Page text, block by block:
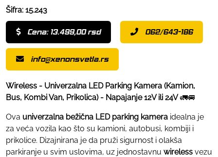
Šifra: 15.243
Cena: 13.499,00 rsd 062/643-186
info@xenonsvetla.rs
Wireless - Univerzalna LED Parking Kamera (Kamion,
Bus, Kombi Van, Prikolica) - Napajanje 12V ili 24V🚛🚐
Ova univerzalna bežična LED parking kamera idealna je
za veća vozila kao što su kamioni, autobusi, kombiji i
prikolice. Dizajnirana je da pruži sigurnost i olakša
parkiranje u svim uslovima, uz jednostavnu wireless vezu